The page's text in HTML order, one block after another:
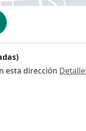
esta dirección